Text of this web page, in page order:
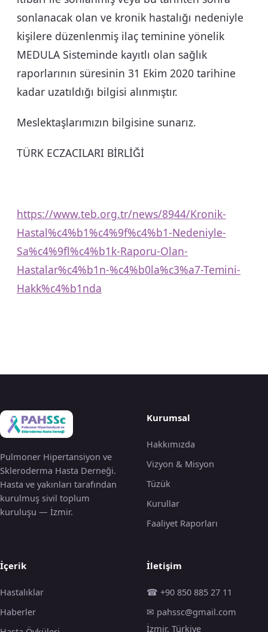
sonlanacak olan ve kronik hastalığı nedeniyle
kişilere düzenlenmiş ilaç teminine yönelik
MEDULA Sisteminde kayıtlı olan sağlık
raporlarının süresinin 31 Ekim 2020 tarihine
kadar uzatıldığı bilgisi alınmıştır.
Meslektaşlarımızın bilgisine sunarız.
TÜRK ECZACILARI BİRLİĞİ
https://www.teb.org.tr/news/8944/Kronik-
Hastal%c4%b1%c4%9f%c4%b1-Nedeniyle-
Sa%c4%9fl%c4%b1k-Raporu-Olan-
Hastalar%c4%b1n-%c4%b0la%c3%a7-Temini-
Hakk%c4%b1nda
Pulmoner Hipertansiyon ve
Skleroderma Hasta Derneği.
Hasta ve yakınları tarafından
kurulmuş sivil toplum
kuruluşu — İzmir.
Kurumsal
Hakkımızda
Vizyon & Misyon
Tüzük
Kurullar
Faaliyet Raporları
İçerik
Hastalıklar
Haberler
İletişim
☎ +90 850 885 27 11
✉ pahssc@gmail.com
İzmir, Türkiye